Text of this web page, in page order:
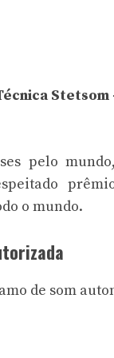
pelo
o mundo.
de som